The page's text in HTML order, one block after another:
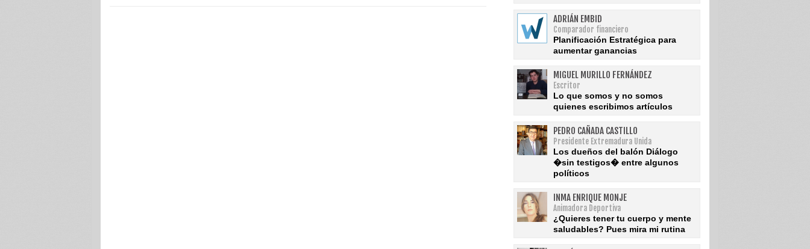
ADRIÁN EMBID
Comparador financiero
Planificación Estratégica para
aumentar ganancias
MIGUEL MURILLO FERNÁNDEZ
Escritor
Lo que somos y no somos
quienes escribimos artículos
PEDRO CAÑADA CASTILLO
Presidente Extremadura Unida
Los dueños del balón Diálogo
�sin testigos� entre algunos
políticos
INMA ENRIQUE MONJE
Animadora Deportiva
¿Quieres tener tu cuerpo y mente
saludables? Pues mira mi rutina